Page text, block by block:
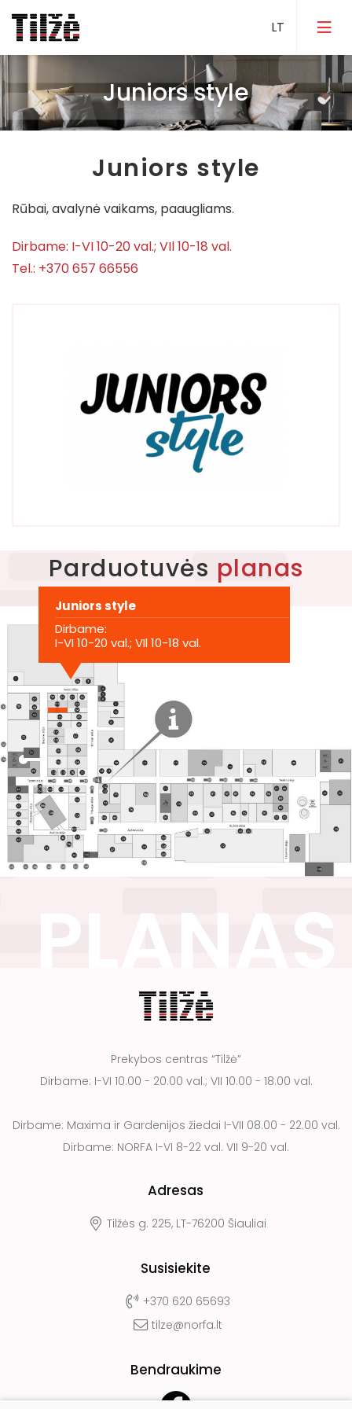
Avalynė ir galanterija
Drabužiai
Maisto prekės ir gėrimai
Dovanos ir aksesuarai
Grožis ir sveikata
Prekės namams
Apie centrą
PLC planas
Kontaktai
Juniors style
Juniors style
Rūbai, avalynė vaikams, paaugliams.
Dirbame: I-VI 10-20 val.; VIl 10-18 val.
Tel.: +370 657 66556
Parduotuvės planas
Prekybos centras “Tilžė”
Dirbame: I-VI 10.00 - 20.00 val.; VII 10.00 - 18.00 val.
Dirbame: Maxima ir Gardenijos žiedai I-VII 08.00 - 22.00 val.
Dirbame: NORFA I-VI 8-22 val. VII 9-20 val.
Adresas
Tilžės g. 225, LT-76200 Šiauliai
Susisiekite
+370 620 65693
tilze@norfa.lt
Bendraukime
Juniors style
Dirbame:
I-VI 10-20 val.; VIl 10-18 val.